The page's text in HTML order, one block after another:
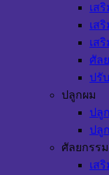
เส
เส
เส
ศัล
ปรั
ปลูกผม
ปลู
ปลู
ศัลยกรร
เส